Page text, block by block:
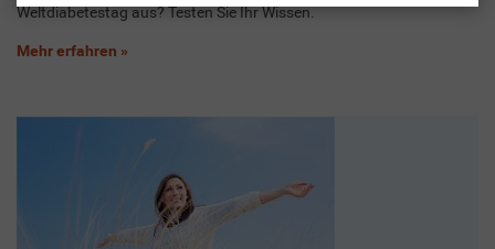
Weltdiabetestag aus? Testen Sie Ihr Wissen.
Mehr erfahren